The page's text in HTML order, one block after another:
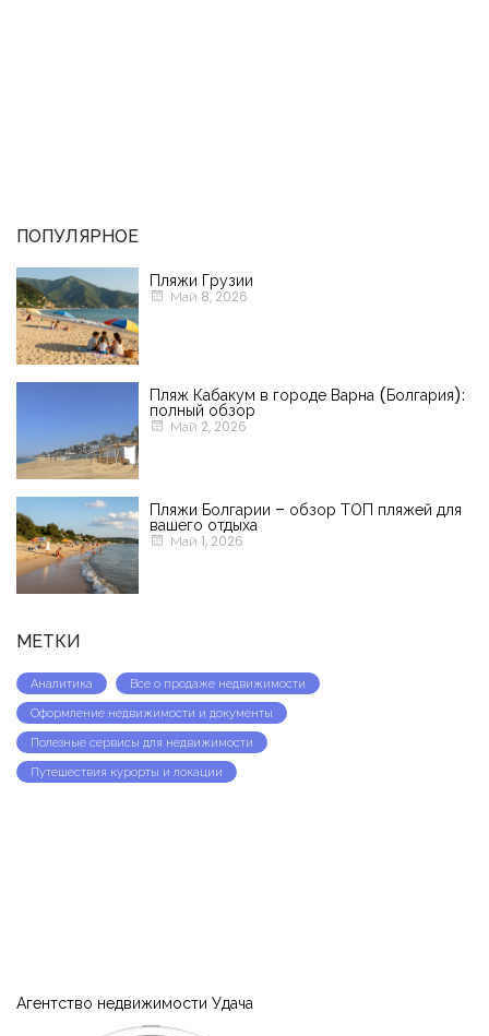
ПОПУЛЯРНОЕ
Пляжи Грузии
Май 8, 2026
Пляж Кабакум в городе Варна (Болгария):
полный обзор
Май 2, 2026
Пляжи Болгарии – обзор ТОП пляжей для
вашего отдыха
Май 1, 2026
МЕТКИ
Аналитика
Все о продаже недвижимости
Оформление недвижимости и документы
Полезные сервисы для недвижимости
Путешествия курорты и локации
Агентство недвижимости Удача
Запомнить